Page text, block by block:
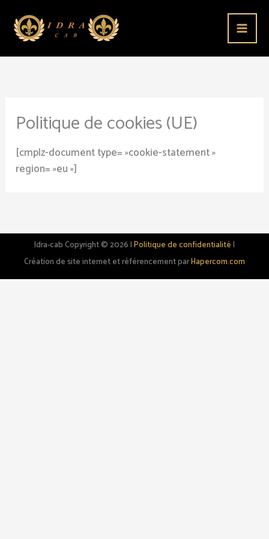
contenu
Politique de cookies (UE)
[cmplz-document type= »cookie-statement »
region= »eu »]
Idra-cab Copyright © 2026 |Politique de confidentialité|
Création de site internet et référencement parHapercom.com